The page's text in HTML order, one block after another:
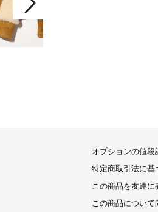
オプションの値段
特定商取引法に基
この商品を友達に
この商品について